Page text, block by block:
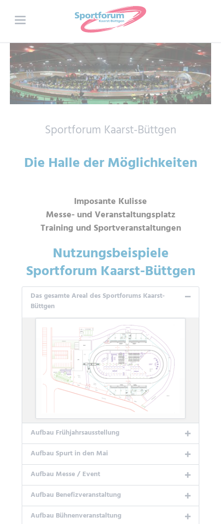
Sportforum Kaarst-Büttgen
Die Halle der Möglichkeiten
Imposante Kulisse
Messe- und Veranstaltungsplatz
Training und Sportveranstaltungen
Nutzungsbeispiele
Sportforum Kaarst-Büttgen
Das gesamte Areal des Sportforums Kaarst-
Büttgen
Aufbau Frühjahrsausstellung
Aufbau Spurt in den Mai
Aufbau Messe / Event
Aufbau Benefizveranstaltung
Aufbau Bühnenveranstaltung